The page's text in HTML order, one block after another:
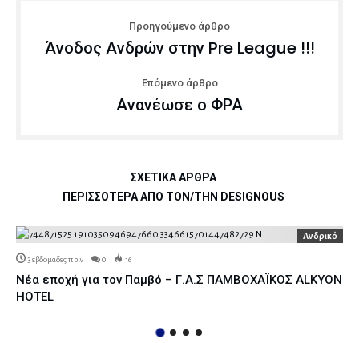
Προηγούμενο άρθρο
Άνοδος Ανδρών στην Pre League !!!
Επόμενο άρθρο
Ανανέωσε ο ΦΡΑ
ΣΧΕΤΙΚΆ ΆΡΘΡΑ
ΠΕΡΙΣΣΌΤΕΡΑ ΑΠΌ ΤΟΝ/ΤΗΝ DESIGNOUS
Ανδρικό
Ο Juan Manuel Mangini στον Παμβό !